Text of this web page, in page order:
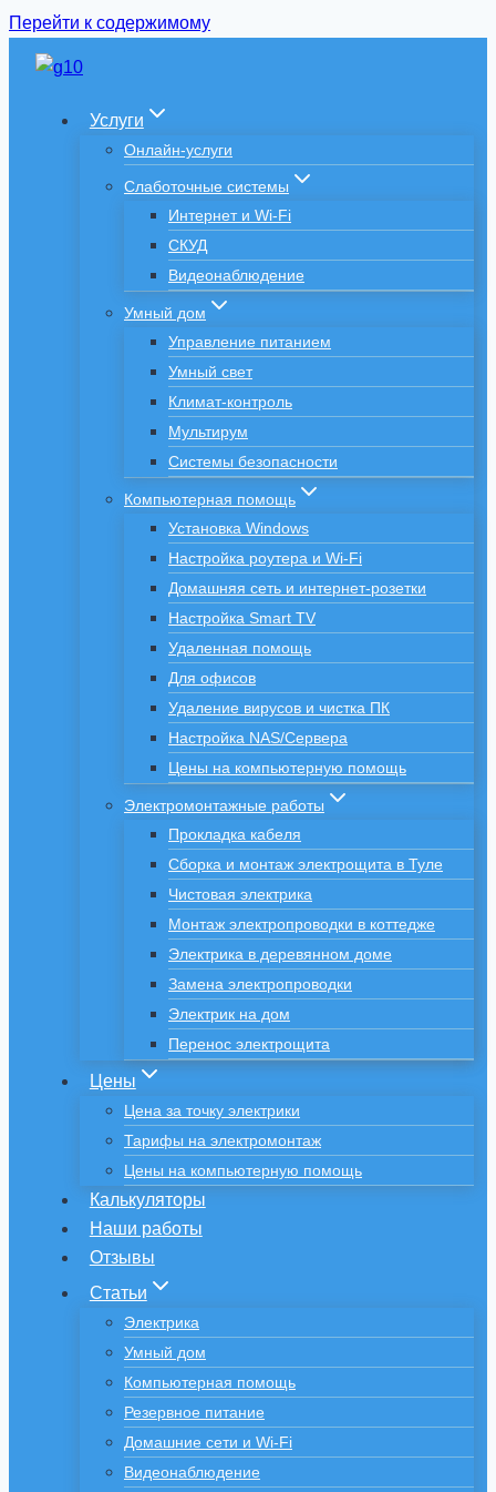
Перейти к содержимому
Услуги
Онлайн-услуги
Слаботочные системы
Интернет и Wi-Fi
СКУД
Видеонаблюдение
Умный дом
Управление питанием
Умный свет
Климат-контроль
Мультирум
Системы безопасности
Компьютерная помощь
Установка Windows
Настройка роутера и Wi-Fi
Домашняя сеть и интернет-розетки
Настройка Smart TV
Удаленная помощь
Для офисов
Удаление вирусов и чистка ПК
Настройка NAS/Сервера
Цены на компьютерную помощь
Электромонтажные работы
Прокладка кабеля
Сборка и монтаж электрощита в Туле
Чистовая электрика
Монтаж электропроводки в коттедже
Электрика в деревянном доме
Замена электропроводки
Электрик на дом
Перенос электрощита
Цены
Цена за точку электрики
Тарифы на электромонтаж
Цены на компьютерную помощь
Калькуляторы
Наши работы
Отзывы
Статьи
Электрика
Умный дом
Компьютерная помощь
Резервное питание
Домашние сети и Wi-Fi
Видеонаблюдение